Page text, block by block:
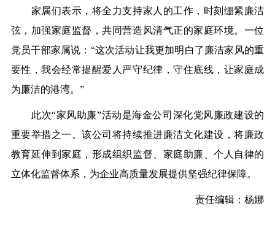
家属们表示，将全力支持家人的工作，时刻绷紧廉洁
弦，加强家庭监督，共同营造风清气正的家庭环境。一位
党员干部家属说：“这次活动让我更加明白了廉洁家风的重
要性，我会经常提醒爱人严守纪律，守住底线，让家庭成
为廉洁的港湾。”
此次“家风助廉”活动是海金公司深化党风廉政建设的
重要举措之一。该公司将持续推进廉洁文化建设，将廉政
教育延伸到家庭，形成组织监督、家庭助廉、个人自律的
立体化监督体系，为企业高质量发展提供坚强纪律保障。
责任编辑：杨娜